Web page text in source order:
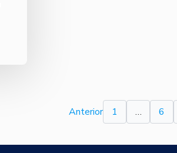
Anterior 1 … 6